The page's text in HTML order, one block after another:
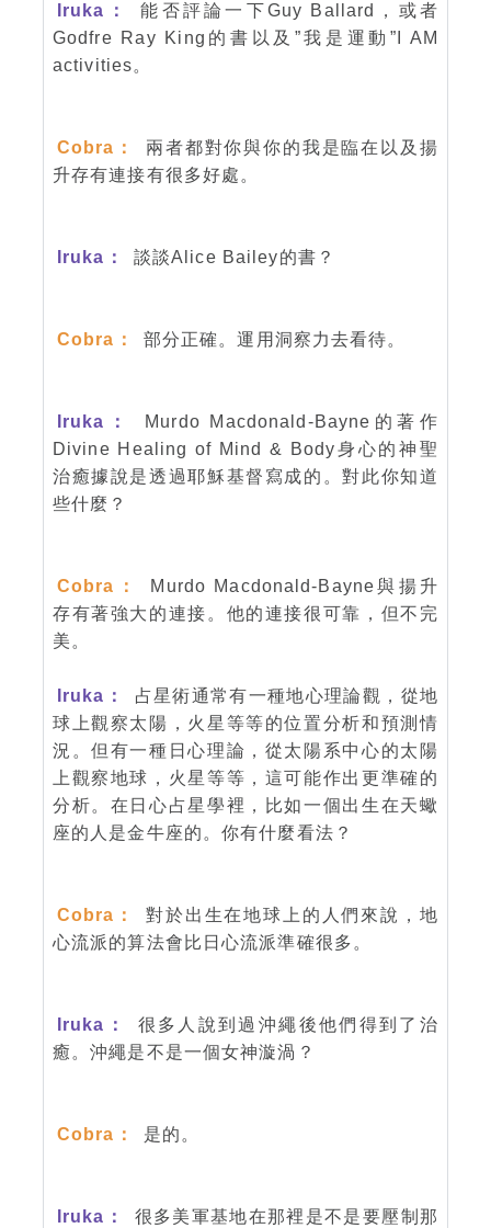
Iruka：
能否評論一下Guy Ballard，或者
Godfre Ray King的書以及”我是運動”I AM
activities。
Cobra：
兩者都對你與你的我是臨在以及揚
升存有連接有很多好處。
Iruka： 談談Alice Bailey的書？
Cobra： 部分正確。運用洞察力去看待。
Iruka：
Murdo Macdonald-Bayne的著作
Divine Healing of Mind & Body身心的神聖
治癒據說是透過耶穌基督寫成的。對此你知道
些什麼？
Cobra：
Murdo Macdonald-Bayne與揚升
存有著強大的連接。他的連接很可靠，但不完
美。
Iruka：
占星術通常有一種地心理論觀，從地
球上觀察太陽，火星等等的位置分析和預測情
況。但有一種日心理論，從太陽系中心的太陽
上觀察地球，火星等等，這可能作出更準確的
分析。在日心占星學裡，比如一個出生在天蠍
座的人是金牛座的。你有什麼看法？
Cobra：
對於出生在地球上的人們來說，地
心流派的算法會比日心流派準確很多。
Iruka：
很多人說到過沖繩後他們得到了治
癒。沖繩是不是一個女神漩渦？
Cobra： 是的。
Iruka： 很多美軍基地在那裡是不是要壓制那